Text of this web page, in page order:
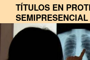
TÍTULOS EN
SEMIPRESENCIAL